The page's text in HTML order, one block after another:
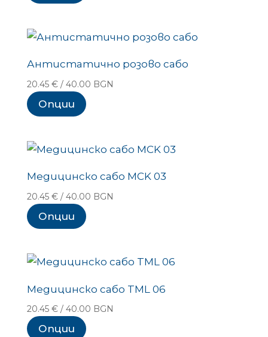
Антистатично розово сабо
20.45 € / 40.00 BGN
Опции
Медицинско сабо MCK 03
20.45 € / 40.00 BGN
Опции
Медицинско сабо TML 06
20.45 € / 40.00 BGN
Опции